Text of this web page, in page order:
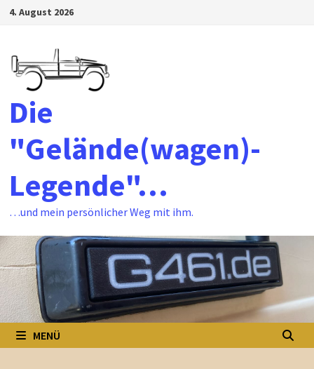
Zum4. August 2026
Die
"Gelände(wagen)-
Legende"…
…und mein persönlicher Weg mit ihm.
MENÜ